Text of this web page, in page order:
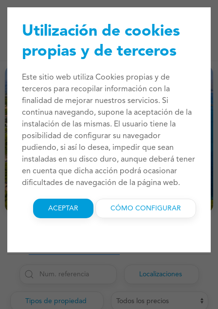
Localizaciones
Tipos de propiedad
Utilización de cookies
propias y de terceros
Este sitio web utiliza Cookies propias y de
terceros para recopilar información con la
finalidad de mejorar nuestros servicios. Si
continua navegando, supone la aceptación de la
instalación de las mismas. El usuario tiene la
posibilidad de configurar su navegador
pudiendo, si así lo desea, impedir que sean
instaladas en su disco duro, aunque deberá tener
en cuenta que dicha acción podrá ocasionar
dificultades de navegación de la página web.
ACEPTAR CÓMO CONFIGURAR